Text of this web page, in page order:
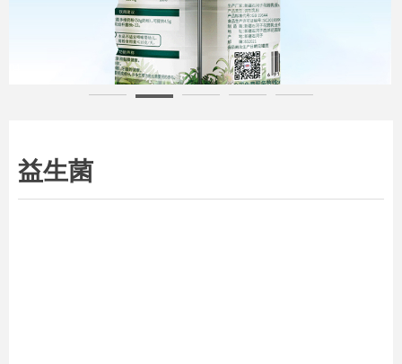
益生菌
益生菌多维奶粉背面